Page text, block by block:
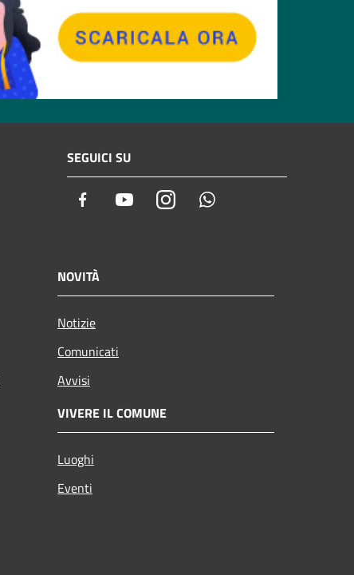
SEGUICI SU
Facebook YoutubeInstagram
NOVITÀ
Notizie
Comunicati
Avvisi
VIVERE IL COMUNE
Luoghi
Eventi